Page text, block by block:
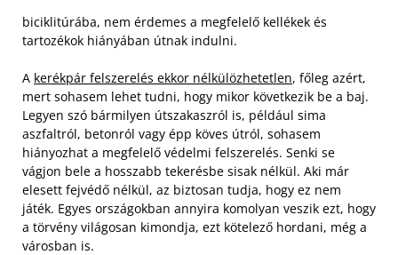
biciklitúrába, nem érdemes a megfelelő kellékek és
tartozékok hiányában útnak indulni.
A kerékpár felszerelés ekkor nélkülözhetetlen, főleg azért,
mert sohasem lehet tudni, hogy mikor következik be a baj.
Legyen szó bármilyen útszakaszról is, például sima
aszfaltról, betonról vagy épp köves útról, sohasem
hiányozhat a megfelelő védelmi felszerelés. Senki se
vágjon bele a hosszabb tekerésbe sisak nélkül. Aki már
elesett fejvédő nélkül, az biztosan tudja, hogy ez nem
játék. Egyes országokban annyira komolyan veszik ezt, hogy
a törvény világosan kimondja, ezt kötelező hordani, még a
városban is.